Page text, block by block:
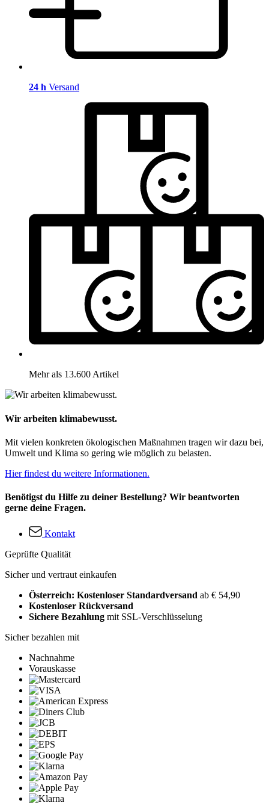
24 h Versand
Mehr als 13.600 Artikel
Wir arbeiten klimabewusst.
Mit vielen konkreten ökologischen Maßnahmen tragen wir dazu bei,
Umwelt und Klima so gering wie möglich zu belasten.
Hier findest du weitere Informationen.
Benötigst du Hilfe zu deiner Bestellung? Wir beantworten
gerne deine Fragen.
Kontakt
Geprüfte Qualität
Sicher und vertraut einkaufen
Österreich: Kostenloser Standardversand ab € 54,90
Kostenloser Rückversand
Sichere Bezahlung mit SSL-Verschlüsselung
Sicher bezahlen mit
Nachnahme
Vorauskasse